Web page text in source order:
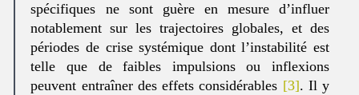
spécifiques ne sont guère en mesure d’influer
notablement sur les trajectoires globales, et des
périodes de crise systémique dont l’instabilité est
telle que de faibles impulsions ou inflexions
peuvent entraîner des effets considérables [3]. Il y